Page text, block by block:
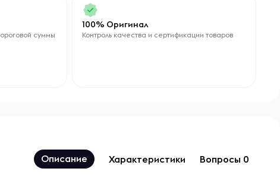
суммы
100% Оригинал
Контроль качества и сертификации товаров
Описание Характеристики Вопросы 0